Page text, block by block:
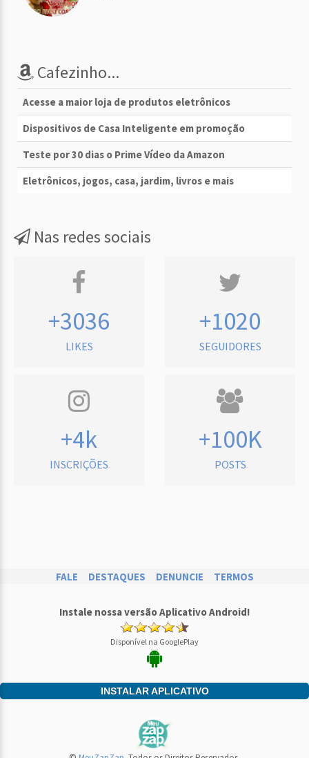
Cafezinho...
Acesse a maior loja de produtos eletrônicos
Dispositivos de Casa Inteligente em promoção
Teste por 30 dias o Prime Vídeo da Amazon
Eletrônicos, jogos, casa, jardim, livros e mais
Nas redes sociais
+3036
LIKES
+1020
SEGUIDORES
+4k
INSCRIÇÕES
+100K
POSTS
FALE DESTAQUES DENUNCIE TERMOS
Instale nossa versão Aplicativo Android!
Disponível na GooglePlay
INSTALAR APLICATIVO